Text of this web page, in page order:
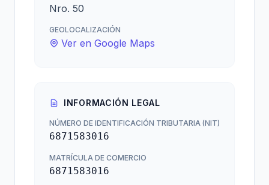
Nro. 50
GEOLOCALIZACIÓN
Ver en Google Maps
INFORMACIÓN LEGAL
NÚMERO DE IDENTIFICACIÓN TRIBUTARIA (NIT)
6871583016
MATRÍCULA DE COMERCIO
6871583016